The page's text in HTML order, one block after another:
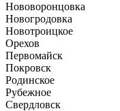
Нововоронцовка
Новогродовка
Новотроицкое
Орехов
Первомайск
Покровск
Родинское
Рубежное
Свердловск